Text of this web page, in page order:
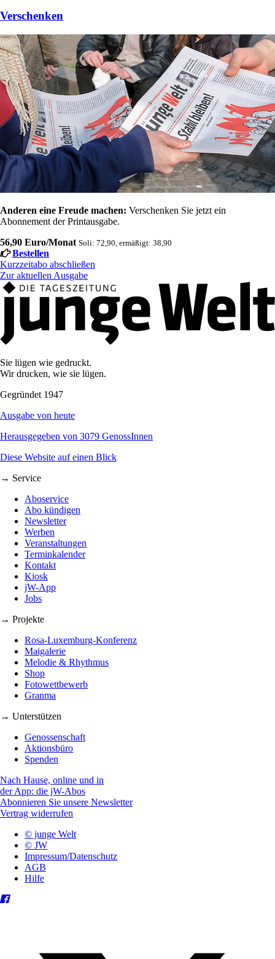
Verschenken
Anderen eine Freude machen: Verschenken Sie jetzt ein
Abonnement der Printausgabe.
56,90 Euro/Monat Soli: 72,90, ermäßigt: 38,90
Bestellen
Kurzzeitabo abschließen
Zur aktuellen Ausgabe
Sie lügen wie gedruckt.
Wir drucken, wie sie lügen.
Gegründet 1947
Ausgabe von heute
Herausgegeben von 3079 GenossInnen
Diese Website auf einen Blick
→ Service
Aboservice
Abo kündigen
Newsletter
Werben
Veranstaltungen
Terminkalender
Kontakt
Kiosk
jW-App
Jobs
→ Projekte
Rosa-Luxemburg-Konferenz
Maigalerie
Melodie & Rhythmus
Shop
Fotowettbewerb
Granma
→ Unterstützen
Genossenschaft
Aktionsbüro
Spenden
Nach Hause, online und in
der App: die jW-Abos
Abonnieren Sie unsere Newsletter
Vertrag widerrufen
© junge Welt
© JW
Impressum/Datenschutz
AGB
Hilfe